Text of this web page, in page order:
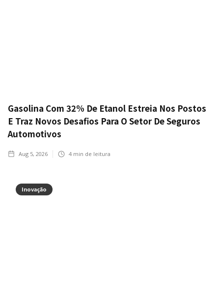
Gasolina Com 32% De Etanol Estreia Nos Postos
E Traz Novos Desafios Para O Setor De Seguros
Automotivos
Aug 5, 2026 4 min de leitura
Inovação